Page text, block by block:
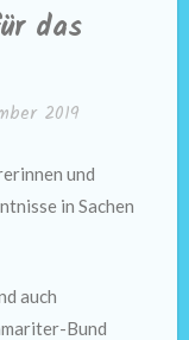
das
2019
und
in Sachen
auch
Bund